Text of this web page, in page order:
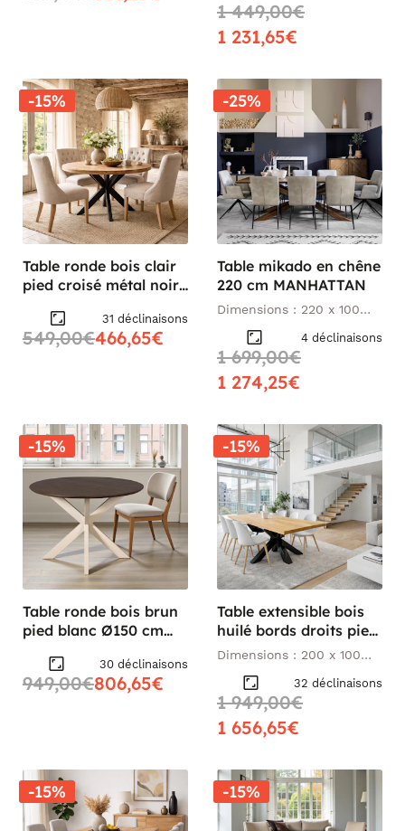
1 449,00€
1 231,65€
-15%
Table ronde bois clair
pied croisé métal noir
31 déclinaisons
549,00€466,65€
-25%
Table mikado en chêne
220 cm MANHATTAN
Dimensions : 220 x 100
4 déclinaisons
1 699,00€
1 274,25€
-15%
Table ronde bois brun
pied blanc Ø150 cm
30 déclinaisons
949,00€806,65€
-15%
Table extensible bois
huilé bords droits pied
noir 200 cm PALERME
Dimensions : 200 x 100
32 déclinaisons
1 949,00€
1 656,65€
-15% -15%